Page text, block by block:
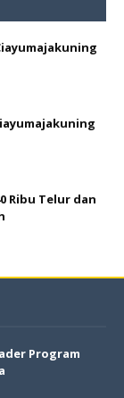
Ribu Telur dan
Program